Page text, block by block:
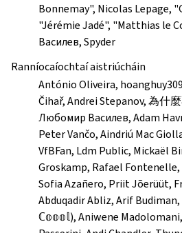
Bonnemay", Nicolas Lepage,
"Jérémie Jadé", "Matthias le
Василев, Spyder
Ranníocaíochtaí aistriúcháin
António Oliveira,
Čihař, Andrei Stepanov, 為什
Любомир Василев, Adam
Peter Vančo, Aindriú Mac
VfBFan, Ldm Public, Mickaël
Groskamp, Rafael
Sofia Azañero, Priit Jõerüüt,
Abduqadir Abliz, Arif
ℂ𝕠𝕠𝕠𝕝), Aniwene